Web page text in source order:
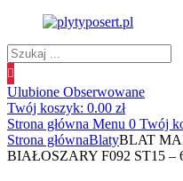
Wyszukiwanie
produktów
Ulubione Obserwowane
Twój koszyk: 0.00 zł
Strona główna Menu 0 Twój
Strona głównaBlatyBLAT
BIAŁOSZARY F092 ST15 –